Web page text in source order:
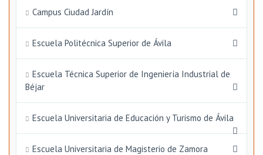
Campus Ciudad Jardín
Escuela Politécnica Superior de Ávila
Escuela Técnica Superior de Ingeniería Industrial de
Béjar
Escuela Universitaria de Educación y Turismo de Ávila
Escuela Universitaria de Magisterio de Zamora